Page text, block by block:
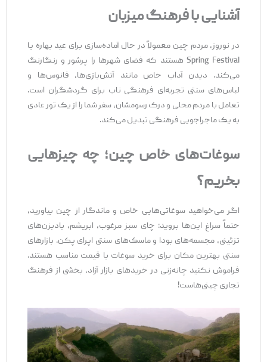
آشنایی با فرهنگ میزبان
در نوروز، مردم چین معمولاً در حال آماده‌سازی برای عید بهاره یا
Spring Festival هستند که فضای شهرها را پرشور و رنگارنگ
می‌کند. دیدن آداب خاص مانند آتش‌بازی‌ها، فانوس‌ها و
لباس‌های سنتی تجربه‌ای فرهنگی ناب برای گردشگران است.
تعامل با مردم محلی و درک رسومشان، سفر شما را از یک تور عادی
به یک ماجراجویی فرهنگی تبدیل می‌کند.
سوغات‌های خاص چین؛ چه چیزهایی
بخریم؟
اگر می‌خواهید سوغاتی‌هایی خاص و ماندگار از چین بیاورید،
حتماً سراغ این‌ها بروید: چای سبز مرغوب، ابریشم، بادبزن‌های
تزئینی، مجسمه‌های بودا و ماسک‌های سنتی اپرای پکن. بازارهای
سنتی بهترین مکان برای خرید سوغات با قیمت مناسب هستند.
فراموش نکنید چانه‌زنی در خریدهای بازار آزاد، بخشی از فرهنگ
تجاری چینی‌هاست!